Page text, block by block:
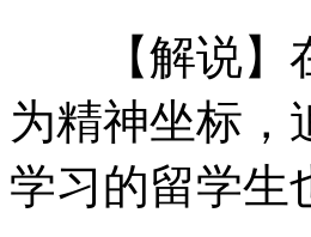
温家宝：房价还远远没有回到
【解说】在
为精神坐标，
学习的留学生